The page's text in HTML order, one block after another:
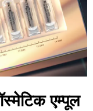
एम्पूल